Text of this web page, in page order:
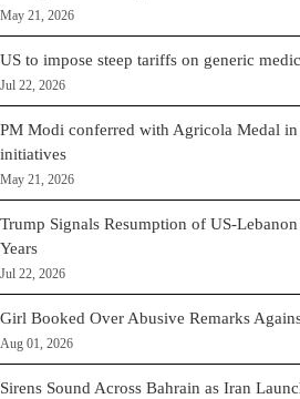
May 21, 2026
US to impose steep tariffs on generic
Jul 22, 2026
PM Modi conferred with Agricola Medal
initiatives
May 21, 2026
Trump Signals Resumption of US-
Years
Jul 22, 2026
Girl Booked Over Abusive Remarks
Aug 01, 2026
Sirens Sound Across Bahrain as Iran